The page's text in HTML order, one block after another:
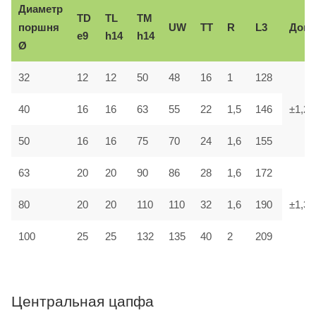
Диаметр
поршня
Ø
TD
e9
TL
h14
TM
h14
UW TT R L3 Доп.
32 12 12 50 48 16 1 128
±1,2
40 16 16 63 55 22 1,5 146
50 16 16 75 70 24 1,6 155
63 20 20 90 86 28 1,6 172
±1,3
80 20 20 110 110 32 1,6 190
100 25 25 132 135 40 2 209
Центральная цапфа